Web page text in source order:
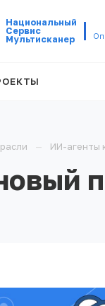
Национальный
Cервис
Мультисканер
ИИ-агенты